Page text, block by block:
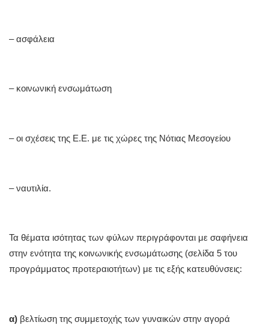
– ασφάλεια
– κοινωνική ενσωμάτωση
– οι σχέσεις της Ε.Ε. με τις χώρες της Νότιας Μεσογείου
– ναυτιλία.
Τα θέματα ισότητας των φύλων περιγράφονται με σαφήνεια
στην ενότητα της κοινωνικής ενσωμάτωσης (σελίδα 5 του
προγράμματος προτεραιοτήτων) με τις εξής κατευθύνσεις:
α) βελτίωση της συμμετοχής των γυναικών στην αγορά